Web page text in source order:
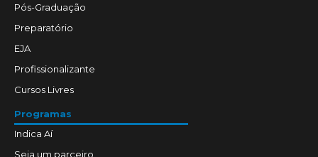
Pós-Graduação
Preparatório
EJA
Profissionalizante
Cursos Livres
Programas
Indica Aí
Seja um parceiro